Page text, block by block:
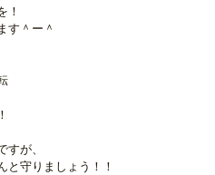
！
す＾ー＾
が、
と守りましょう！！